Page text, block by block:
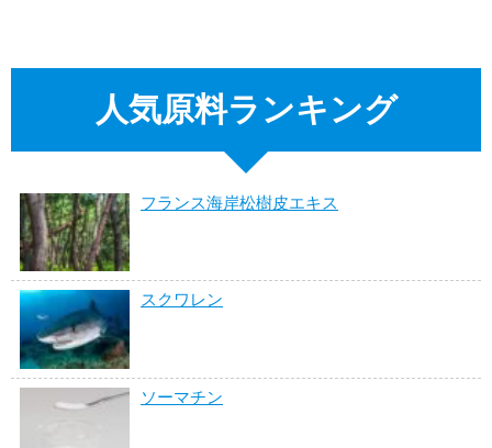
人気原料ランキング
フランス海岸松樹皮エキス
スクワレン
ソーマチン